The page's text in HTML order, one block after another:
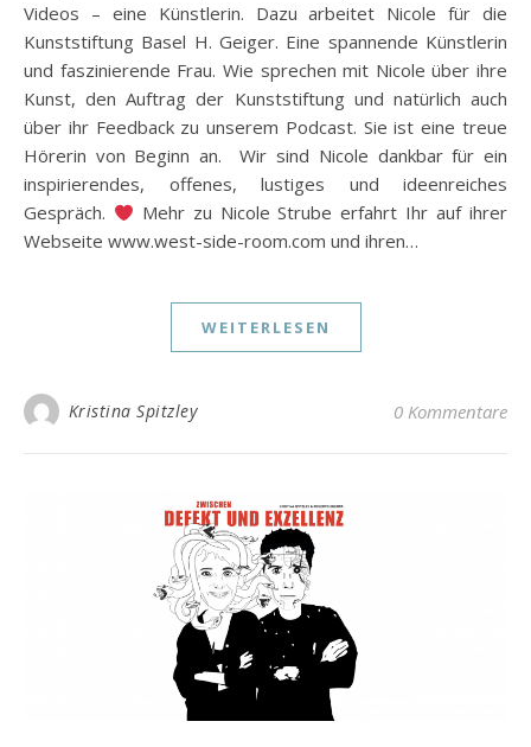
Videos – eine Künstlerin. Dazu arbeitet Nicole für die
Kunststiftung Basel H. Geiger. Eine spannende Künstlerin
und faszinierende Frau. Wie sprechen mit Nicole über ihre
Kunst, den Auftrag der Kunststiftung und natürlich auch
über ihr Feedback zu unserem Podcast. Sie ist eine treue
Hörerin von Beginn an. Wir sind Nicole dankbar für ein
inspirierendes, offenes, lustiges und ideenreiches
Gespräch.
Mehr zu Nicole Strube erfahrt Ihr auf ihrer
Webseite www.west-side-room.com und ihren…
WEITERLESEN
Kristina Spitzley 0 Kommentare